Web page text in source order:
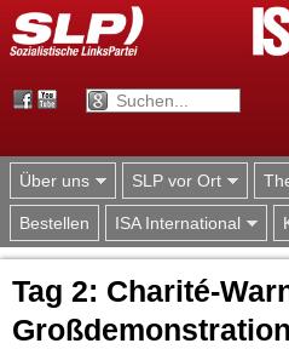
Jump to
Über uns SLP vor Ort
Bestellen ISA International
Tag 2: Charité-
Großdemonstration